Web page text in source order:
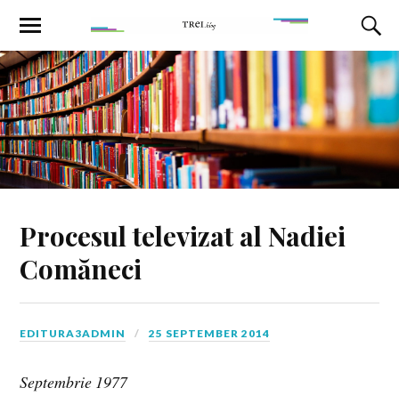
Procesul televizat al Nadiei
Comăneci
EDITURA3ADMIN 25 SEPTEMBER 2014
Septembrie 1977